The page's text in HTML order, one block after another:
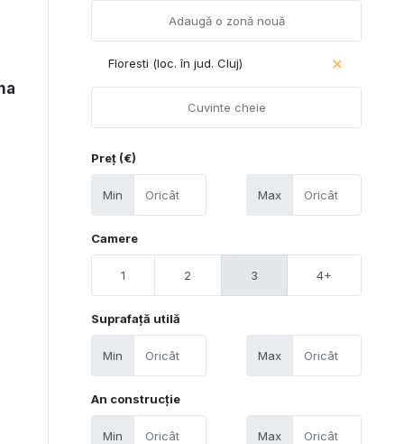
Floresti (loc. în jud. Cluj)
Preț (€)
Min Max
Camere
1 2 3 4+
Suprafață utilă
Min Max
An construcție
Min Max